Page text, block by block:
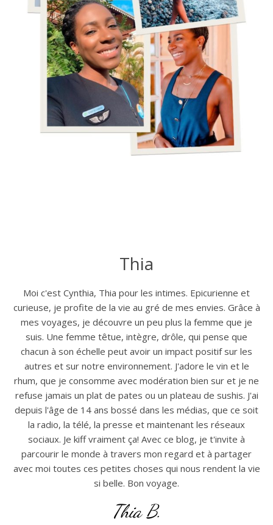
Thia
Moi c'est Cynthia, Thia pour les intimes. Epicurienne et
curieuse, je profite de la vie au gré de mes envies. Grâce à
mes voyages, je découvre un peu plus la femme que je
suis. Une femme têtue, intègre, drôle, qui pense que
chacun à son échelle peut avoir un impact positif sur les
autres et sur notre environnement. J'adore le vin et le
rhum, que je consomme avec modération bien sur et je ne
refuse jamais un plat de pates ou un plateau de sushis. J'ai
depuis l'âge de 14 ans bossé dans les médias, que ce soit
la radio, la télé, la presse et maintenant les réseaux
sociaux. Je kiff vraiment ça! Avec ce blog, je t'invite à
parcourir le monde à travers mon regard et à partager
avec moi toutes ces petites choses qui nous rendent la vie
si belle. Bon voyage.
Thia B.